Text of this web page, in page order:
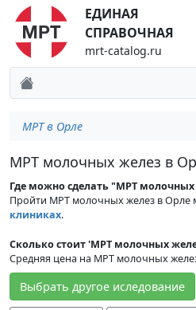
ЕДИНАЯ
СПРАВОЧНАЯ
mrt-catalog.ru
МРТ в Орле
МРТ молочных желез в
Где можно сделать "МРТ молочных
Пройти МРТ молочных желез в Орле
клиниках.
Сколько стоит 'МРТ молочных
Средняя цена на МРТ молочных
Выбрать другое иследование